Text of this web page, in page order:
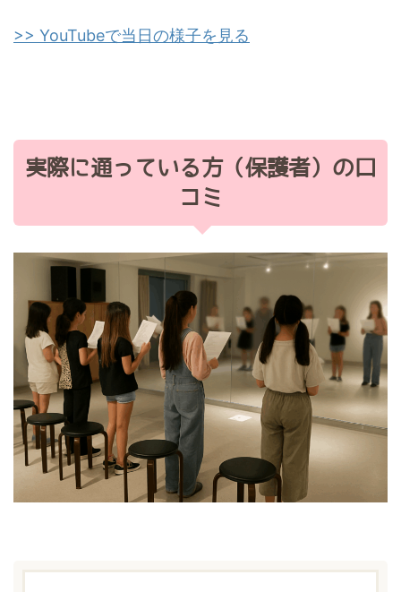
>> YouTubeで当日の様子を見る
実際に通っている方（保護者）の口
コミ